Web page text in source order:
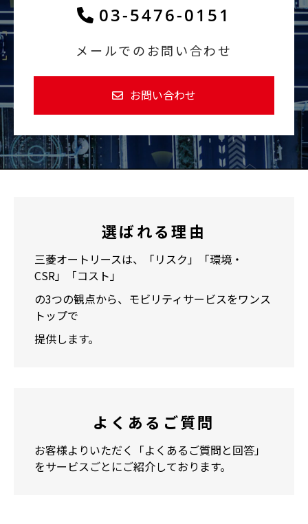
03-5476-0151
メールでのお問い合わせ
お問い合わせ
選ばれる理由
三菱オートリースは、「リスク」「環境・
CSR」「コスト」
の3つの観点から、モビリティサービスをワンス
トップで
提供します。
よくあるご質問
お客様よりいただく「よくあるご質問と回答」
をサービスごとにご紹介しております。